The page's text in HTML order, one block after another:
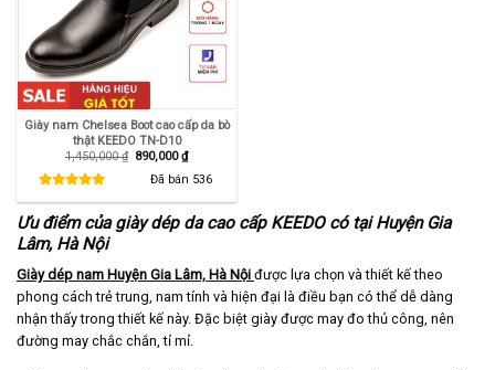
Giày nam Chelsea Boot cao cấp da bò
thật KEEDO TN-D10
1,450,000₫ Giá
1,450,000 ₫.
890,000₫Giá
hiện
tại
là:
890,000 ₫.
Đã bán 536
Ưu điểm của giày dép da cao cấp KEEDO có tại Huyện Gia
Lâm, Hà Nội
Giày dép nam Huyện Gia Lâm, Hà Nội được lựa chọn và thiết kế theo
phong cách trẻ trung, nam tính và hiện đại là điều bạn có thể dễ dàng
nhận thấy trong thiết kế này. Đặc biệt giày được may đo thủ công, nên
đường may chắc chắn, tỉ mỉ.